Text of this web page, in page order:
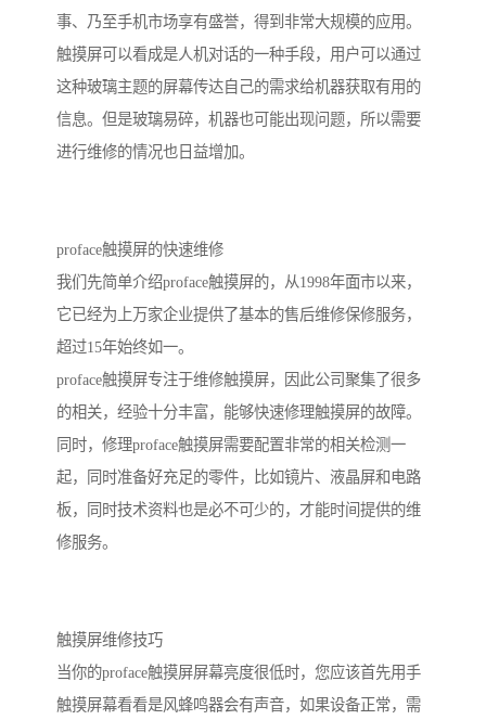
事、乃至手机市场享有盛誉，得到非常大规模的应用。
触摸屏可以看成是人机对话的一种手段，用户可以通过
这种玻璃主题的屏幕传达自己的需求给机器获取有用的
信息。但是玻璃易碎，机器也可能出现问题，所以需要
进行维修的情况也日益增加。
proface触摸屏的快速维修
我们先简单介绍proface触摸屏的，从1998年面市以来，
它已经为上万家企业提供了基本的售后维修保修服务，
超过15年始终如一。
proface触摸屏专注于维修触摸屏，因此公司聚集了很多
的相关，经验十分丰富，能够快速修理触摸屏的故障。
同时，修理proface触摸屏需要配置非常的相关检测一
起，同时准备好充足的零件，比如镜片、液晶屏和电路
板，同时技术资料也是必不可少的，才能时间提供的维
修服务。
触摸屏维修技巧
当你的proface触摸屏屏幕亮度很低时，您应该首先用手
触摸屏幕看看是风蜂鸣器会有声音，如果设备正常，需